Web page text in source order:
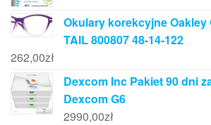
Okulary korekcyjne Oakley
TAIL 800807 48-14-122
262,00zł
Dexcom Inc Pakiet 90 dni
Dexcom G6
2990,00zł